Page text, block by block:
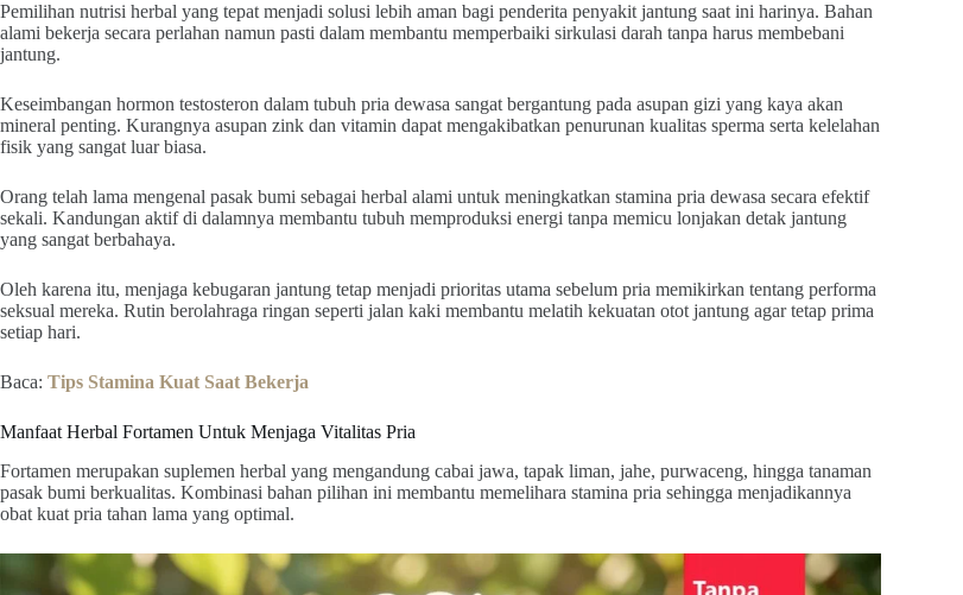
Pemilihan nutrisi herbal yang tepat menjadi solusi lebih aman bagi penderita penyakit jantung saat ini harinya. Bahan
alami bekerja secara perlahan namun pasti dalam membantu memperbaiki sirkulasi darah tanpa harus membebani
jantung.
Keseimbangan hormon testosteron dalam tubuh pria dewasa sangat bergantung pada asupan gizi yang kaya akan
mineral penting. Kurangnya asupan zink dan vitamin dapat mengakibatkan penurunan kualitas sperma serta kelelahan
fisik yang sangat luar biasa.
Orang telah lama mengenal pasak bumi sebagai herbal alami untuk meningkatkan stamina pria dewasa secara efektif
sekali. Kandungan aktif di dalamnya membantu tubuh memproduksi energi tanpa memicu lonjakan detak jantung
yang sangat berbahaya.
Oleh karena itu, menjaga kebugaran jantung tetap menjadi prioritas utama sebelum pria memikirkan tentang performa
seksual mereka. Rutin berolahraga ringan seperti jalan kaki membantu melatih kekuatan otot jantung agar tetap prima
setiap hari.
Baca: Tips Stamina Kuat Saat Bekerja
Manfaat Herbal Fortamen Untuk Menjaga Vitalitas Pria
Fortamen merupakan suplemen herbal yang mengandung cabai jawa, tapak liman, jahe, purwaceng, hingga tanaman
pasak bumi berkualitas. Kombinasi bahan pilihan ini membantu memelihara stamina pria sehingga menjadikannya
obat kuat pria tahan lama yang optimal.